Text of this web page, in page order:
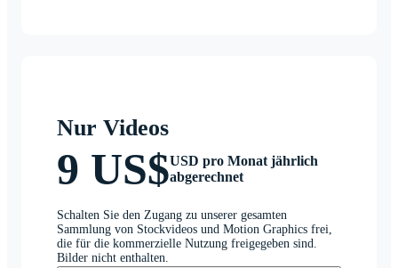
Nur Videos
9 US$USD pro Monat jährlich
abgerechnet
Schalten Sie den Zugang zu unserer gesamten
Sammlung von Stockvideos und Motion Graphics frei,
die für die kommerzielle Nutzung freigegeben sind.
Bilder nicht enthalten.